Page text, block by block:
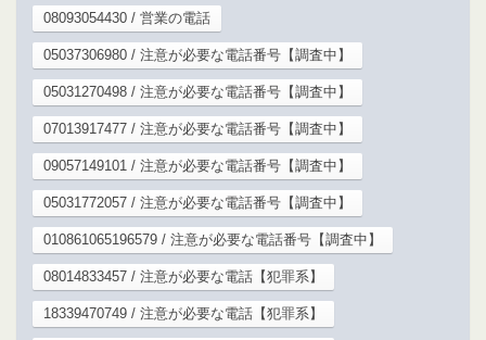
08093054430 / 営業の電話
05037306980 / 注意が必要な電話番号【調査中】
05031270498 / 注意が必要な電話番号【調査中】
07013917477 / 注意が必要な電話番号【調査中】
09057149101 / 注意が必要な電話番号【調査中】
05031772057 / 注意が必要な電話番号【調査中】
010861065196579 / 注意が必要な電話番号【調査中】
08014833457 / 注意が必要な電話【犯罪系】
18339470749 / 注意が必要な電話【犯罪系】